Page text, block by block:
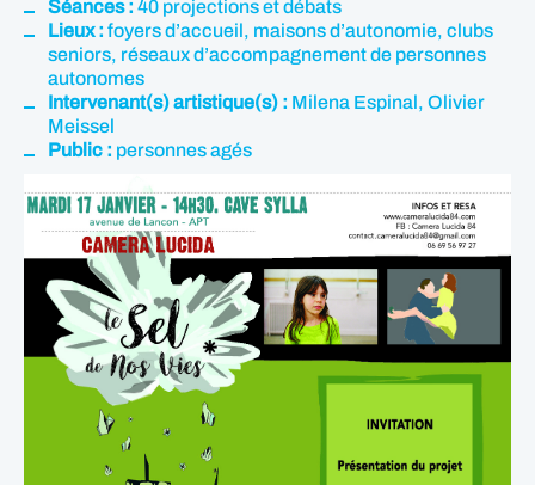
Séances : 40 projections et débats
Lieux : foyers d’accueil, maisons d’autonomie, clubs
seniors, réseaux d’accompagnement de personnes
autonomes
Intervenant(s) artistique(s) : Milena Espinal, Olivier
Meissel
Public : personnes agés